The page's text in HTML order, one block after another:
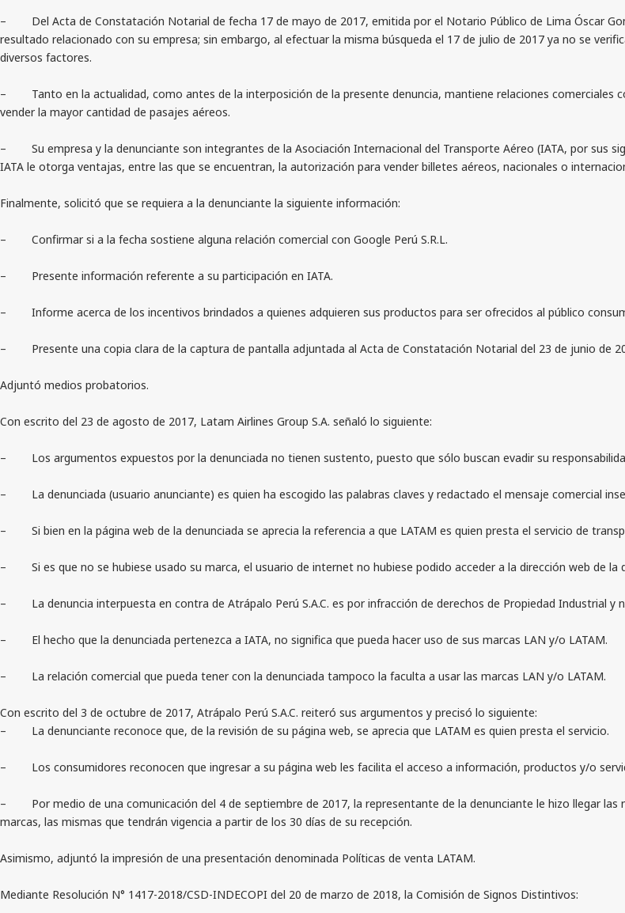
– Del Acta de Constatación Notarial de fecha 17 de mayo de 2017, emitida por el Notario Público de Lima Óscar
resultado relacionado con su empresa; sin embargo, al efectuar la misma búsqueda el 17 de julio de 2017 ya no se
diversos factores.
– Tanto en la actualidad, como antes de la interposición de la presente denuncia, mantiene relaciones comerciales
vender la mayor cantidad de pasajes aéreos.
– Su empresa y la denunciante son integrantes de la Asociación Internacional del Transporte Aéreo (IATA, por sus
IATA le otorga ventajas, entre las que se encuentran, la autorización para vender billetes aéreos, nacionales o
Finalmente, solicitó que se requiera a la denunciante la siguiente información:
– Confirmar si a la fecha sostiene alguna relación comercial con Google Perú S.R.L.
– Presente información referente a su participación en IATA.
– Informe acerca de los incentivos brindados a quienes adquieren sus productos para ser ofrecidos al público
– Presente una copia clara de la captura de pantalla adjuntada al Acta de Constatación Notarial del 23 de junio de
Adjuntó medios probatorios.
Con escrito del 23 de agosto de 2017, Latam Airlines Group S.A. señaló lo siguiente:
– Los argumentos expuestos por la denunciada no tienen sustento, puesto que sólo buscan evadir su
– La denunciada (usuario anunciante) es quien ha escogido las palabras claves y redactado el mensaje comercial
– Si bien en la página web de la denunciada se aprecia la referencia a que LATAM es quien presta el servicio de
– Si es que no se hubiese usado su marca, el usuario de internet no hubiese podido acceder a la dirección web de la
– La denuncia interpuesta en contra de Atrápalo Perú S.A.C. es por infracción de derechos de Propiedad Industrial y
– El hecho que la denunciada pertenezca a IATA, no significa que pueda hacer uso de sus marcas LAN y/o LATAM.
– La relación comercial que pueda tener con la denunciada tampoco la faculta a usar las marcas LAN y/o LATAM.
Con escrito del 3 de octubre de 2017, Atrápalo Perú S.A.C. reiteró sus argumentos y precisó lo siguiente:
– La denunciante reconoce que, de la revisión de su página web, se aprecia que LATAM es quien presta el servicio.
– Los consumidores reconocen que ingresar a su página web les facilita el acceso a información, productos y/o
– Por medio de una comunicación del 4 de septiembre de 2017, la representante de la denunciante le hizo llegar las
marcas, las mismas que tendrán vigencia a partir de los 30 días de su recepción.
Asimismo, adjuntó la impresión de una presentación denominada Políticas de venta LATAM.
Mediante Resolución N° 1417-2018/CSD-INDECOPI del 20 de marzo de 2018, la Comisión de Signos Distintivos: